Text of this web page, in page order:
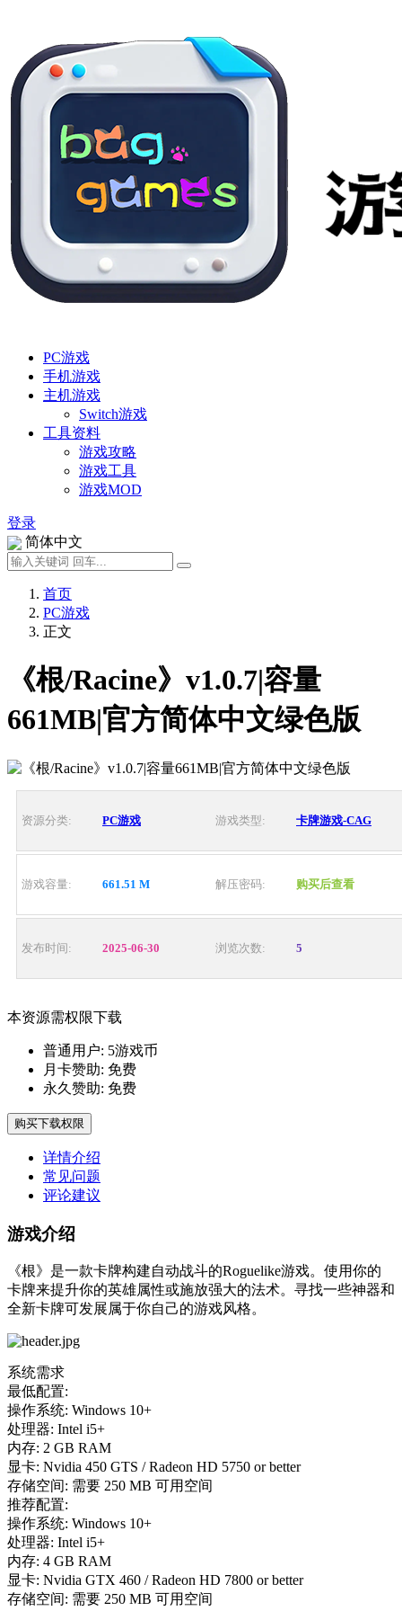
PC游戏
手机游戏
主机游戏
Switch游戏
工具资料
游戏攻略
游戏工具
游戏MOD
登录
简体中文
首页
PC游戏
正文
《根/Racine》v1.0.7|容量
661MB|官方简体中文绿色版
资源分类: PC游戏 游戏类型: 卡牌游戏-CAG
游戏容量: 661.51 M 解压密码: 购买后查看
发布时间: 2025-06-30 浏览次数: 5
本资源需权限下载
普通用户: 5游戏币
月卡赞助: 免费
永久赞助: 免费
购买下载权限
详情介绍
常见问题
评论建议
游戏介绍
《根》是一款卡牌构建自动战斗的Roguelike游戏。使用你的
卡牌来提升你的英雄属性或施放强大的法术。寻找一些神器和
全新卡牌可发展属于你自己的游戏风格。
系统需求
最低配置:
操作系统: Windows 10+
处理器: Intel i5+
内存: 2 GB RAM
显卡: Nvidia 450 GTS / Radeon HD 5750 or better
存储空间: 需要 250 MB 可用空间
推荐配置:
操作系统: Windows 10+
处理器: Intel i5+
内存: 4 GB RAM
显卡: Nvidia GTX 460 / Radeon HD 7800 or better
存储空间: 需要 250 MB 可用空间